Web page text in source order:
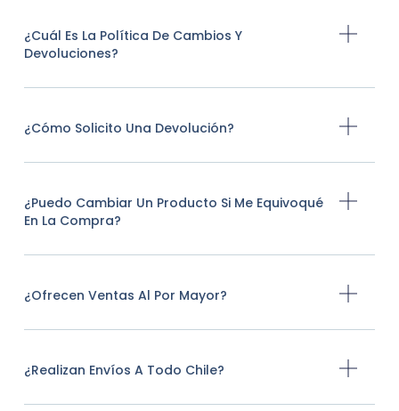
¿Cuál Es La Política De Cambios Y
Devoluciones?
¿Cómo Solicito Una Devolución?
¿Puedo Cambiar Un Producto Si Me Equivoqué
En La Compra?
¿Ofrecen Ventas Al Por Mayor?
¿Realizan Envíos A Todo Chile?